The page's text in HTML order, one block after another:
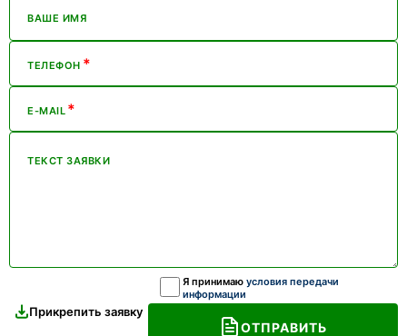
ВАШЕ ИМЯ
ТЕЛЕФОН *
E-MAIL *
ТЕКСТ ЗАЯВКИ
Прикрепить заявку
Я принимаю условия передачи
информации
ОТПРАВИТЬ